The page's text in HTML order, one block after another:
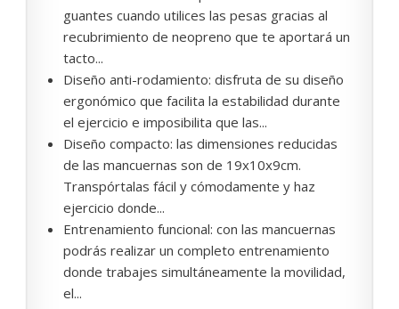
guantes cuando utilices las pesas gracias al
recubrimiento de neopreno que te aportará un
tacto...
Diseño anti-rodamiento: disfruta de su diseño
ergonómico que facilita la estabilidad durante
el ejercicio e imposibilita que las...
Diseño compacto: las dimensiones reducidas
de las mancuernas son de 19x10x9cm.
Transpórtalas fácil y cómodamente y haz
ejercicio donde...
Entrenamiento funcional: con las mancuernas
podrás realizar un completo entrenamiento
donde trabajes simultáneamente la movilidad,
el...